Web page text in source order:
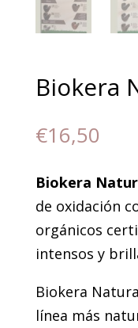
Biokera
€16,50
Biokera
de oxidación
orgánicos
intensos y
Biokera
línea más